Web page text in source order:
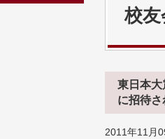
校
東日本大
に招待さ
2011年11月